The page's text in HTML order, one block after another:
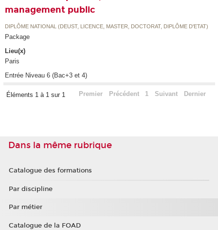
management public
DIPLÔME NATIONAL (DEUST, LICENCE, MASTER, DOCTORAT, DIPLÔME D'ETAT)
Package
Lieu(x)
Paris
Entrée Niveau 6 (Bac+3 et 4)
Éléments 1 à 1 sur 1 Premier Précédent 1 Suivant Dernier
Dans la même rubrique
Catalogue des formations
Par discipline
Par métier
Catalogue de la FOAD